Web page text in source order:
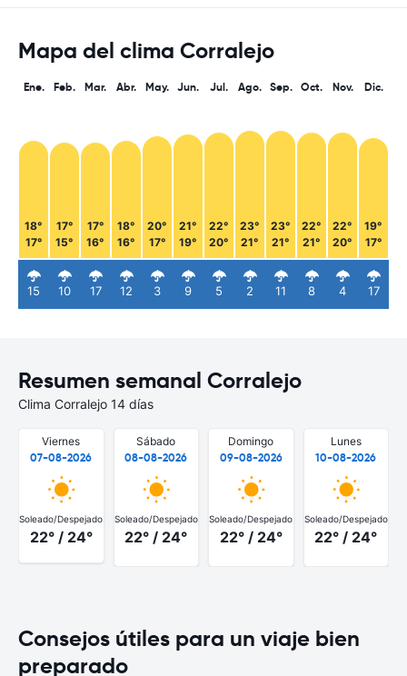
Mapa del clima Corralejo
Ene.
18°
17°
15
Feb.
17°
15°
10
Mar.
17°
16°
17
Abr.
18°
16°
12
May.
20°
17°
3
Jun.
21°
19°
9
Jul.
22°
20°
5
Ago.
23°
21°
2
Sep.
23°
21°
11
Oct.
22°
21°
8
Nov.
22°
20°
4
Dic.
19°
17°
17
Resumen semanal Corralejo
Clima Corralejo 14 días
Viernes
07-08-2026
Soleado/Despejado
22° / 24°
Sábado
08-08-2026
Soleado/Despejado
22° / 24°
Domingo
09-08-2026
Soleado/Despejado
22° / 24°
Lunes
10-08-2026
Soleado/Despejado
22° / 24°
Consejos útiles para un viaje bien
preparado